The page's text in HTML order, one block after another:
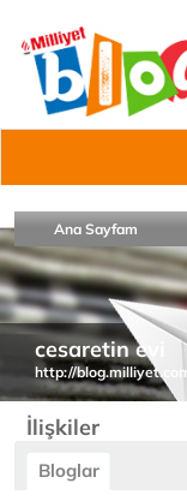
Ana Sayfam
cesaretin evi
http://
İlişkiler
Bloglar